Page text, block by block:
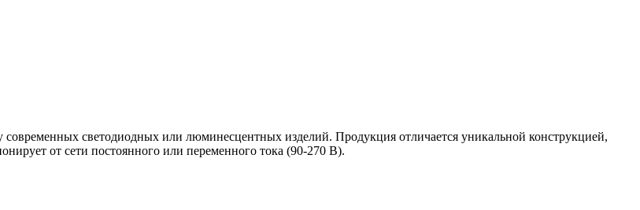
светодиодных или люминесцентных изделий. Продукция отличается уникальной конструкцией,
от сети постоянного или переменного тока (90-270 В).